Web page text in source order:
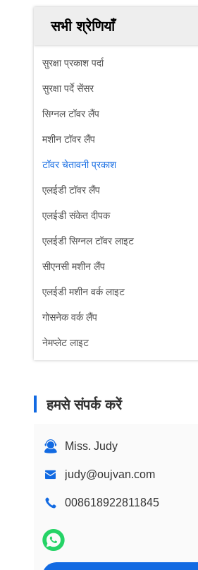
सभी श्रेणियाँ
सुरक्षा प्रकाश पर्दा
सुरक्षा पर्दे सेंसर
सिग्नल टॉवर लैंप
मशीन टॉवर लैंप
टॉवर चेतावनी प्रकाश
एलईडी टॉवर लैंप
एलईडी संकेत दीपक
एलईडी सिग्नल टॉवर लाइट
सीएनसी मशीन लैंप
एलईडी मशीन वर्क लाइट
गोसनेक वर्क लैंप
नेमप्लेट लाइट
हमसे संपर्क करें
Miss. Judy
judy@oujvan.com
008618922811845